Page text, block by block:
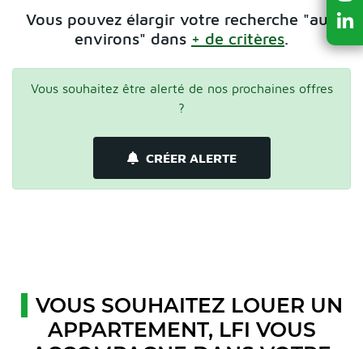
Vous pouvez élargir votre recherche "aux
environs" dans + de critères.
Vous souhaitez être alerté de nos prochaines offres
?
CRÉER ALERTE
VOUS SOUHAITEZ LOUER UN
APPARTEMENT, LFI VOUS